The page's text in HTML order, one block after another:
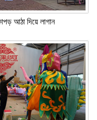
আঠা দিয়ে লাগান